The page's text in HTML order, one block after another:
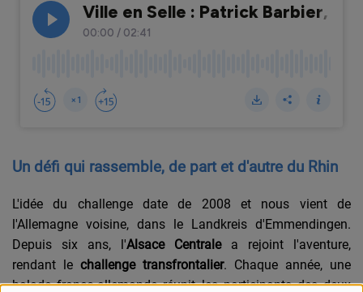
Un défi qui rassemble, de part et d'autre du Rhin
L'idée du challenge date de 2008 et nous vient de
l'Allemagne voisine, dans le Landkreis d'Emmendingen.
Depuis six ans, l'Alsace Centralea rejoint l'aventure,
rendant le challenge transfrontalier. Chaque année, une
balade franco-allemande réunit les participants des deux